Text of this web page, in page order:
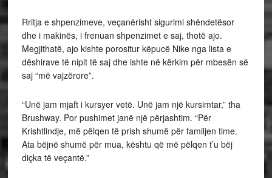
Rritja e shpenzimeve, veçanërisht sigurimi shëndetësor
dhe i makinës, i frenuan shpenzimet e saj, thotë ajo.
Megjithatë, ajo kishte porositur këpucë Nike nga lista e
dëshirave të nipit të saj dhe ishte në kërkim për mbesën së
saj “më vajzërore”.
“Unë jam mjaft i kursyer vetë. Unë jam një kursimtar,” tha
Brushway. Por pushimet janë një përjashtim. “Për
Krishtlindje, më pëlqen të prish shumë për familjen time.
Ata bëjnë shumë për mua, kështu që më pëlqen t’u bëj
diçka të veçantë.”